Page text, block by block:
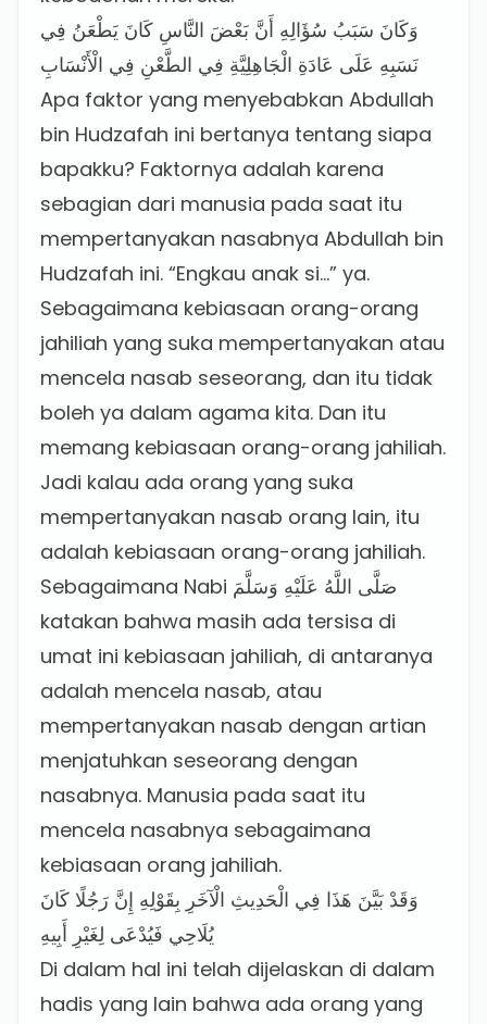
وَكَانَ سَبَبُ سُؤَالِهِ أَنَّ بَعْضَ النَّاسِ كَانَ يَطْعَنُ فِي
نَسَبِهِ عَلَى عَادَةِ الْجَاهِلِيَّةِ فِي الطَّعْنِ فِي الْأَنْسَابِ
Apa faktor yang menyebabkan Abdullah
bin Hudzafah ini bertanya tentang siapa
bapakku? Faktornya adalah karena
sebagian dari manusia pada saat itu
mempertanyakan nasabnya Abdullah bin
Hudzafah ini. “Engkau anak si…” ya.
Sebagaimana kebiasaan orang-orang
jahiliah yang suka mempertanyakan atau
mencela nasab seseorang, dan itu tidak
boleh ya dalam agama kita. Dan itu
memang kebiasaan orang-orang jahiliah.
Jadi kalau ada orang yang suka
mempertanyakan nasab orang lain, itu
adalah kebiasaan orang-orang jahiliah.
Sebagaimana Nabi صَلَّى اللَّهُ عَلَيْهِ وَسَلَّمَ
katakan bahwa masih ada tersisa di
umat ini kebiasaan jahiliah, di antaranya
adalah mencela nasab, atau
mempertanyakan nasab dengan artian
menjatuhkan seseorang dengan
nasabnya. Manusia pada saat itu
mencela nasabnya sebagaimana
kebiasaan orang jahiliah.
وَقَدْ بَيَّنَ هَذَا فِي الْحَدِيثِ الْآخَرِ بِقَوْلِهِ إِنَّ رَجُلًا كَانَ
يُلَاحِي فَيُدْعَى لِغَيْرِ أَبِيهِ
Di dalam hal ini telah dijelaskan di dalam
hadis yang lain bahwa ada orang yang